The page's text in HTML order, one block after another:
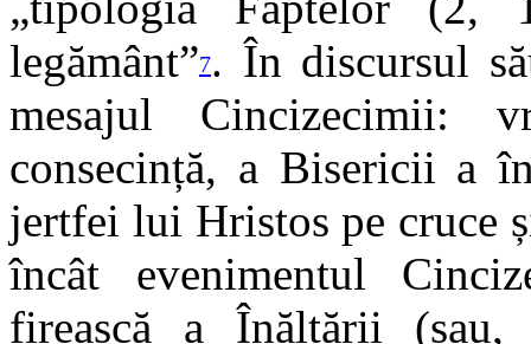
legământ”7. În discursul
mesajul Cincizecimii:
consecință, a Bisericii a
jertfei lui Hristos pe cruce
încât evenimentul
firească a Înălțării